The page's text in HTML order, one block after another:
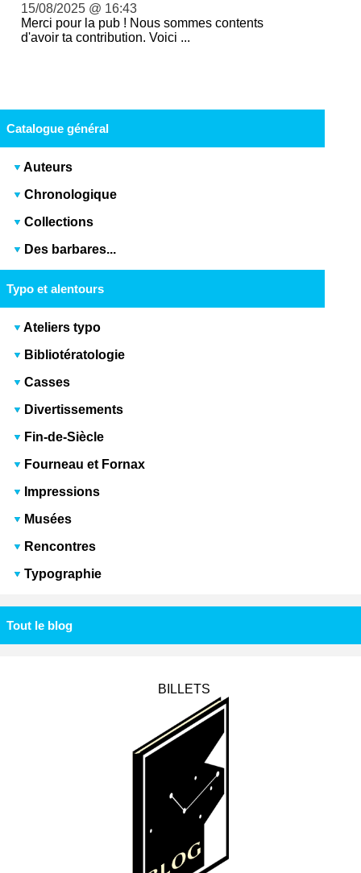
15/08/2025 @ 16:43
Merci pour la pub ! Nous sommes contents
d'avoir ta contribution. Voici ...
Catalogue général
Auteurs
Chronologique
Collections
Des barbares...
Typo et alentours
Ateliers typo
Bibliotératologie
Casses
Divertissements
Fin-de-Siècle
Fourneau et Fornax
Impressions
Musées
Rencontres
Typographie
Tout le blog
BILLETS